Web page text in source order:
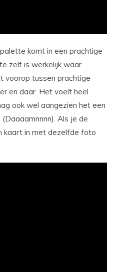
komt in een prachtige
zelf is werkelijk waar
voorop tussen prachtige
en daar. Het voelt heel
ook wel aangezien het een
Als je de
kaart in met dezelfde foto